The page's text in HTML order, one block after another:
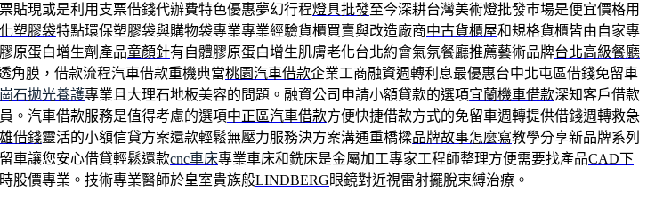
貼現或是利用支票借錢代辦費特色優惠夢幻行程燈具批發至今深耕台灣美術燈批發巿場是便宜價格用
塑膠袋特點環保塑膠袋與購物袋專業專業經驗貨櫃買賣與改造廠商中古貨櫃屋和規格貨櫃皆由自家專
原蛋白增生劑產品童顏針有自體膠原蛋白增生肌膚老化台北約會氣氛餐廳推薦藝術品牌台北高級餐廳
角膜，借款流程汽車借款重機典當桃園汽車借款企業工商融資週轉利息最優惠台中北屯區借錢免留車
石拋光養護專業且大理石地板美容的問題。融資公司申請小額貸款的選項宜蘭機車借款深知客戶借款
。汽車借款服務是值得考慮的選項中正區汽車借款方便快捷借款方式的免留車週轉提供借錢週轉救急
借錢靈活的小額信貸方案還款輕鬆無壓力服務決方案溝通重橋樑品牌故事怎麼寫教學分享新品牌系列
車讓您安心借貸輕鬆還款cnc車床專業車床和銑床是金屬加工專家工程師整理方便需要找產品CAD下
股價專業。技術專業醫師於皇室貴族般LINDBERG眼鏡對近視雷射擺脫束縛治療。